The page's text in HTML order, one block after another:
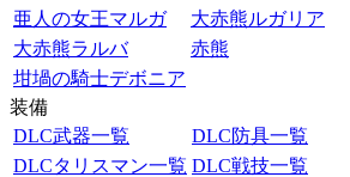
亜人の女王マルガ
大赤熊ルガリア
大赤熊ラルバ
赤熊
坩堝の騎士デボニア
装備
DLC武器一覧
DLC防具一覧
DLCタリスマン一覧 DLC戦技一覧